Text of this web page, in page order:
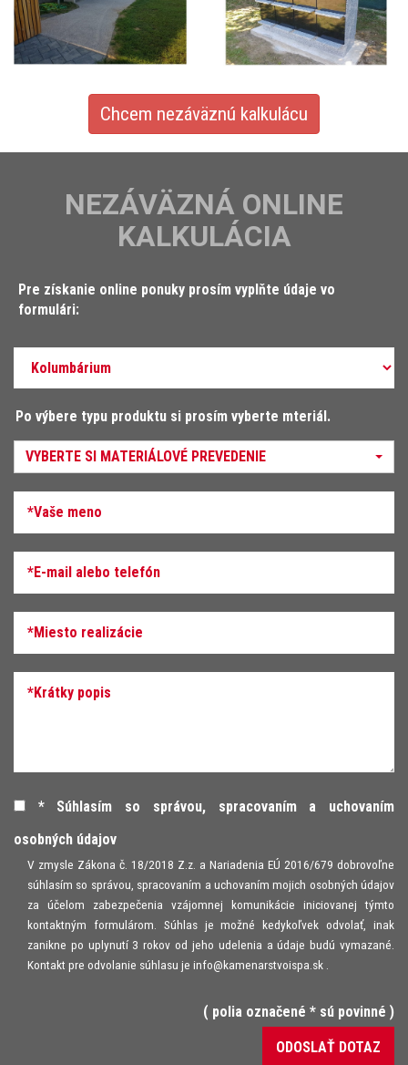
Chcem nezáväznú kalkulácu
NEZÁVÄZNÁ ONLINE
KALKULÁCIA
Pre získanie online ponuky prosím vyplňte údaje vo
formulári:
Po výbere typu produktu si prosím vyberte mteriál.
VYBERTE SI MATERIÁLOVÉ PREVEDENIE
* Súhlasím so správou, spracovaním a uchovaním
osobných údajov
V zmysle Zákona č. 18/2018 Z.z. a Nariadenia EÚ 2016/679 dobrovoľne
súhlasím so správou, spracovaním a uchovaním mojich osobných údajov
za účelom zabezpečenia vzájomnej komunikácie iniciovanej týmto
kontaktným formulárom. Súhlas je možné kedykoľvek odvolať, inak
zanikne po uplynutí 3 rokov od jeho udelenia a údaje budú vymazané.
Kontakt pre odvolanie súhlasu je info@kamenarstvoispa.sk
( polia označené * sú povinné )